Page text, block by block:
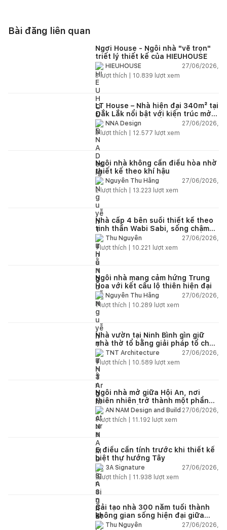
Bài đăng liên quan
Ngơi House - Ngôi nhà "vẽ trọn"
triết lý thiết kế của HIEUHOUSE
HIEUHOUSE
27/06/2026,
3lượt thích | 10.839 lượt xem
LT House – Nhà hiện đại 340m² tại
Đắk Lắk nổi bật với kiến trúc mở
và hệ sân vườn kết nối thiên
nhiên
NNA Design
27/06/2026,
3lượt thích | 12.577 lượt xem
Ngôi nhà không cần điều hòa nhờ
thiết kế theo khí hậu
Nguyễn Thu Hằng
27/06/2026,
2lượt thích | 13.223 lượt xem
Nhà cấp 4 bên suối thiết kế theo
tinh thần Wabi Sabi, sống chậm
giữa thiên nhiên
Thu Nguyễn
27/06/2026,
1lượt thích | 10.221 lượt xem
Ngôi nhà mang cảm hứng Trung
Hoa với kết cấu lộ thiên hiện đại
Nguyễn Thu Hằng
27/06/2026,
1lượt thích | 10.289 lượt xem
Nhà vườn tại Ninh Bình gìn giữ
nhà thờ tổ bằng giải pháp tổ chức
lại không gian
TNT Architecture
27/06/2026,
1lượt thích | 10.589 lượt xem
Ngôi nhà mở giữa Hội An, nơi
thiên nhiên trở thành một phần
của cuộc sống
AN NAM Design and Build 27/06/2026,
1lượt thích | 11.192 lượt xem
5 điều cần tính trước khi thiết kế
biệt thự hướng Tây
3A Signature
27/06/2026,
2lượt thích | 11.938 lượt xem
Cải tạo nhà 300 năm tuổi thành
không gian sống hiện đại giữa
thiên nhiên
Thu Nguyễn
27/06/2026,